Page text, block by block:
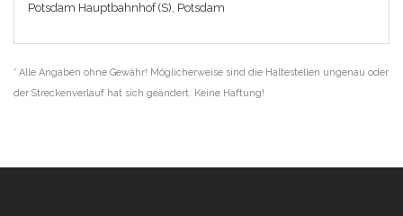
Potsdam Hauptbahnhof (S), Potsdam
* Alle Angaben ohne Gewähr! Möglicherweise sind die Haltestellen ungenau oder
der Streckenverlauf hat sich geändert. Keine Haftung!